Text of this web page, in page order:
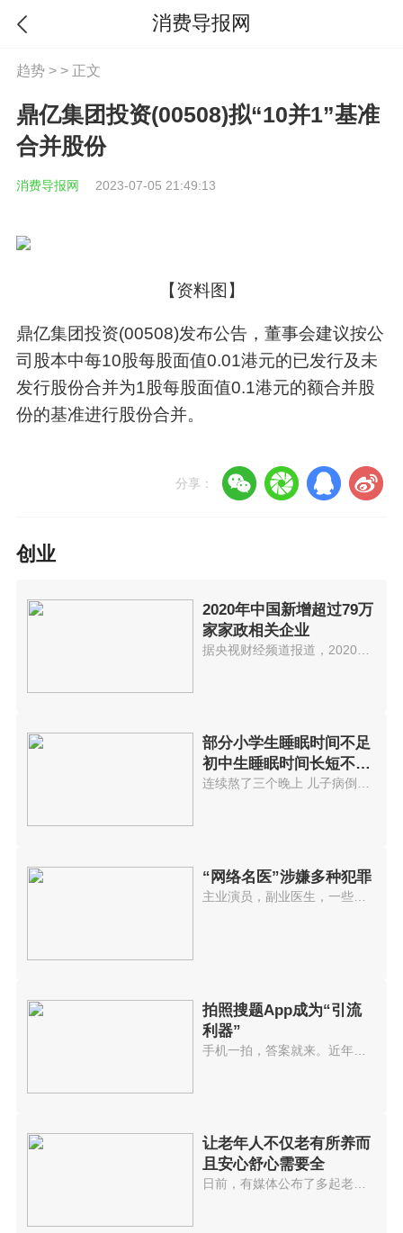
消费导报网
趋势 > > 正文
鼎亿集团投资(00508)拟“10并1”基准
合并股份
消费导报网 2023-07-05 21:49:13
【资料图】
鼎亿集团投资(00508)发布公告，董事会建议按公
司股本中每10股每股面值0.01港元的已发行及未
发行股份合并为1股每股面值0.1港元的额合并股
份的基准进行股份合并。
分享：
创业
2020年中国新增超过79万
家家政相关企业
据央视财经频道报道，2020年我国...
部分小学生睡眠时间不足
初中生睡眠时间长短不一
高中生晚
连续熬了三个晚上 儿子病倒了这...
“网络名医”涉嫌多种犯罪
主业演员，副业医生，一些以神医...
拍照搜题App成为“引流
利器”
手机一拍，答案就来。近年来，拍...
让老年人不仅老有所养而
且安心舒心需要全